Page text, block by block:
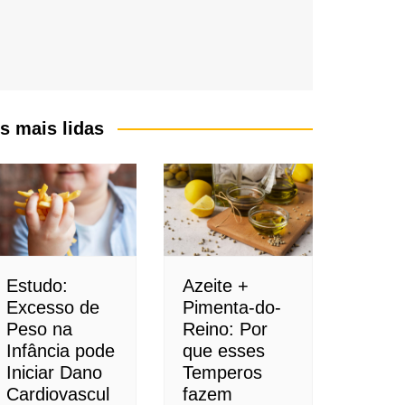
mais lidas
Estudo:
Excesso de
Peso na
Infância pode
Iniciar Dano
Cardiovascul
Azeite +
Pimenta-do-
Reino: Por
que esses
Temperos
fazem